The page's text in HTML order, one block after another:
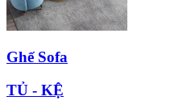
Ghế Sofa
TỦ - KỆ